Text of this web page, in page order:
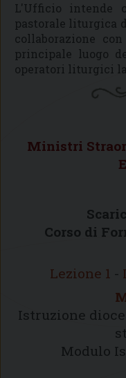
L'Ufficio intende
pastorale liturgica
collaborazione
principale luogo
operatori liturgici
Ministri
Corso di
Lezione 1 -
Istruzione
Modulo